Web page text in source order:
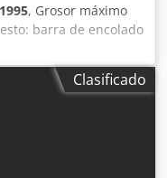
1995, Grosor máximo
barra de encolado
sí. Para el
chapa. Tipo de
avance: 5-15 m/min.
Clasificado